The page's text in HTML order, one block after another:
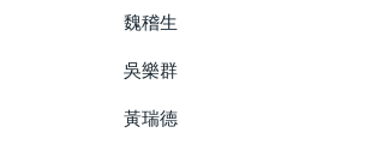
魏稽生
吳樂群
黃瑞德